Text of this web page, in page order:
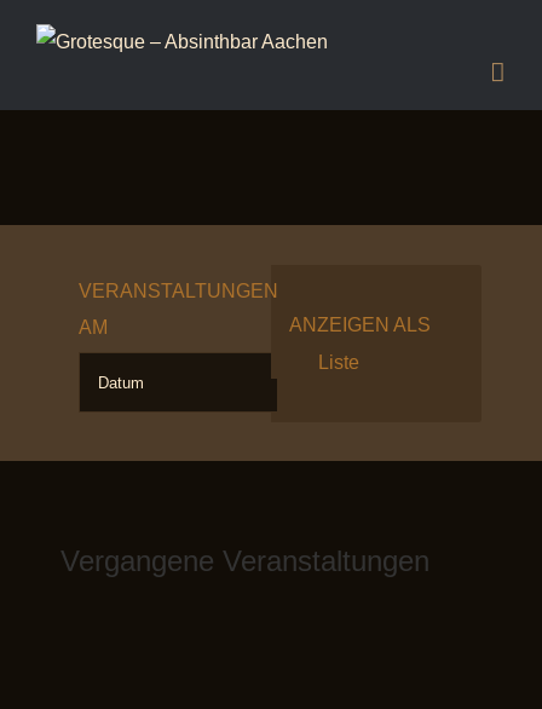
Verstaltungsansicht
Navigation
ANZEIGEN ALS
Liste
VERANSTALTUNGEN
AM
Vergangene Veranstaltungen